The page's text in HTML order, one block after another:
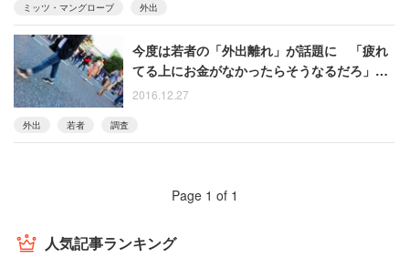
ミッツ・マングローブ 外出
今度は若者の「外出離れ」が話題に 「疲れ
てる上にお金がなかったらそうなるだろ」と
いう声も
2016.12.27
外出 若者 調査
Page 1 of 1
人気記事ランキング